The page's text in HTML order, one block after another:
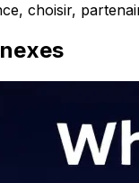
choisir,